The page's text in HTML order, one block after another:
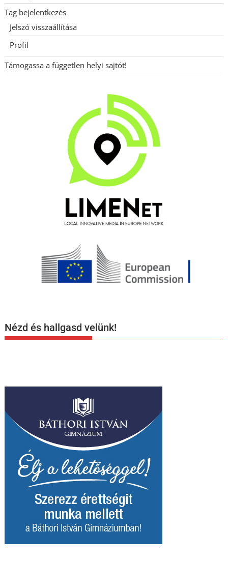
Tag bejelentkezés
Jelszó visszaállítása
Profil
Támogassa a független helyi sajtót!
Nézd és hallgasd velünk!